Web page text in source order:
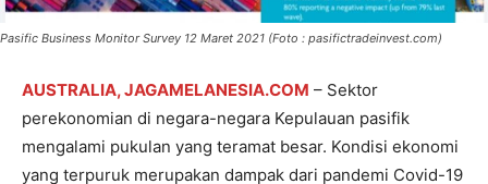
Pasific Business Monitor Survey 12 Maret 2021 (Foto : pasifictradeinvest.com)
AUSTRALIA, JAGAMELANESIA.COM – Sektor
perekonomian di negara-negara Kepulauan pasifik
mengalami pukulan yang teramat besar. Kondisi ekonomi
yang terpuruk merupakan dampak dari pandemi Covid-19